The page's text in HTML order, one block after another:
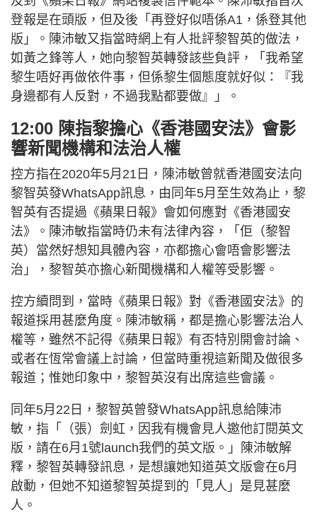
登報是在頭版，但及後「再登好似唔係A1，係登其他
版」。陳沛敏又指當時網上有人批評黎智英的做法，
如黃之鋒等人，她向黎智英轉發該些負評，「我希望
黎生唔好再做依件事，但係黎生個態度就好似：『我
身邊都有人反對，不過我點都要做』」。
12:00 陳指黎擔心《香港國安法》會影
響新聞機構和法治人權
控方指在2020年5月21日，陳沛敏曾就香港國安法向
黎智英發WhatsApp訊息，由同年5月至生效為止，黎
智英有否提過《蘋果日報》會如何應對《香港國安
法》。陳沛敏指當時仍未有法律內容，「佢（黎智
英）當然好想知具體內容，亦都擔心會唔會影響法
治」，黎智英亦擔心新聞機構和人權等受影響。
控方續問到，當時《蘋果日報》對《香港國安法》的
報道採用甚麼角度。陳沛敏稱，都是擔心影響法治人
權等，雖然不記得《蘋果日報》有否特別開會討論、
或者在恆常會議上討論，但當時重視這新聞及做很多
報道；惟她印象中，黎智英沒有出席這些會議。
同年5月22日，黎智英曾發WhatsApp訊息給陳沛
敏，指「（張）劍虹，因我有機會見人邀他訂閱英文
版，請在6月1號launch我們的英文版。」陳沛敏解
釋，黎智英轉發訊息，是想讓她知道英文版會在6月
啟動，但她不知道黎智英提到的「見人」是見甚麼
人。